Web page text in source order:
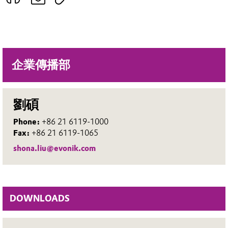
企業傳播部
劉碩
Phone: +86 21 6119-1000
Fax: +86 21 6119-1065
shona.liu@evonik.com
DOWNLOADS